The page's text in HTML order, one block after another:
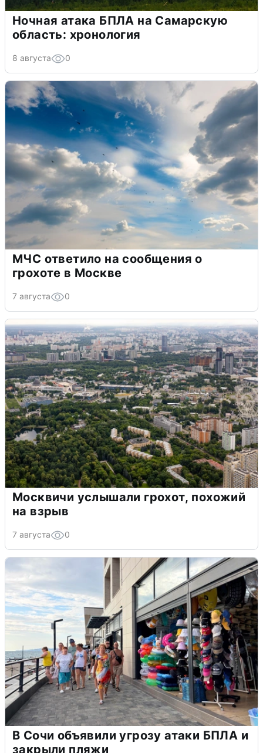
Ночная атака БПЛА на Самарскую
область: хронология
8 августа 0
МЧС ответило на сообщения о
грохоте в Москве
7 августа 0
Москвичи услышали грохот, похожий
на взрыв
7 августа 0
В Сочи объявили угрозу атаки БПЛА и
закрыли пляжи